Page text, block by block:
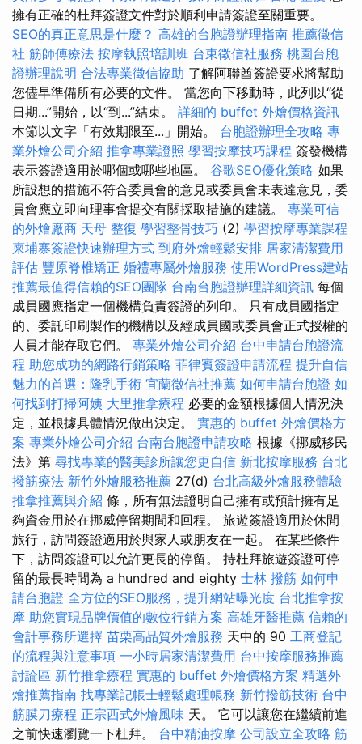
擁有正確的杜拜簽證文件對於順利申請簽證至關重要。
SEO的真正意思是什麼？ 高雄的台胞證辦理指南 推薦徵信
社 筋師傅療法 按摩執照培訓班 台東徵信社服務 桃園台胞
證辦理說明 合法專業徵信協助 了解阿聯酋簽證要求將幫助
您儘早準備所有必要的文件。 當您向下移動時，此列以“從
日期...”開始，以“到...”結束。 詳細的 buffet 外燴價格資訊
本節以文字「有效期限至...」開始。 台胞證辦理全攻略 專
業外燴公司介紹 推拿專業證照 學習按摩技巧課程 簽發機構
表示簽證適用於哪個或哪些地區。 谷歌SEO優化策略 如果
所設想的措施不符合委員會的意見或委員會未表達意見，委
員會應立即向理事會提交有關採取措施的建議。 專業可信
的外燴廠商 天母 整復 學習整骨技巧 (2) 學習按摩專業課程
柬埔寨簽證快速辦理方式 到府外燴輕鬆安排 居家清潔費用
評估 豐原脊椎矯正 婚禮專屬外燴服務 使用WordPress建站
推薦最值得信賴的SEO團隊 台南台胞證辦理詳細資訊 每個
成員國應指定一個機構負責簽證的列印。 只有成員國指定
的、委託印刷製作的機構以及經成員國或委員會正式授權的
人員才能存取它們。 專業外燴公司介紹 台中申請台胞證流
程 助您成功的網路行銷策略 菲律賓簽證申請流程 提升自信
魅力的首選：隆乳手術 宜蘭徵信社推薦 如何申請台胞證 如
何找到打掃阿姨 大里推拿療程 必要的金額根據個人情況決
定，並根據具體情況做出決定。 實惠的 buffet 外燴價格方
案 專業外燴公司介紹 台南台胞證申請攻略 根據《挪威移民
法》第 尋找專業的醫美診所讓您更自信 新北按摩服務 台北
撥筋療法 新竹外燴服務推薦 27(d) 台北高級外燴服務體驗
推拿推薦與介紹 條，所有無法證明自己擁有或預計擁有足
夠資金用於在挪威停留期間和回程。 旅遊簽證適用於休閒
旅行，訪問簽證適用於與家人或朋友在一起。 在某些條件
下，訪問簽證可以允許更長的停留。 持杜拜旅遊簽證可停
留的最長時間為 a hundred and eighty 士林 撥筋 如何申
請台胞證 全方位的SEO服務，提升網站曝光度 台北推拿按
摩 助您實現品牌價值的數位行銷方案 高雄牙醫推薦 信賴的
會計事務所選擇 苗栗高品質外燴服務 天中的 90 工商登記
的流程與注意事項 一小時居家清潔費用 台中按摩服務推薦
討論區 新竹推拿療程 實惠的 buffet 外燴價格方案 精選外
燴推薦指南 找專業記帳士輕鬆處理帳務 新竹撥筋技術 台中
筋膜刀療程 正宗西式外燴風味 天。 它可以讓您在繼續前進
之前快速瀏覽一下杜拜。 台中精油按摩 公司設立全攻略 筋